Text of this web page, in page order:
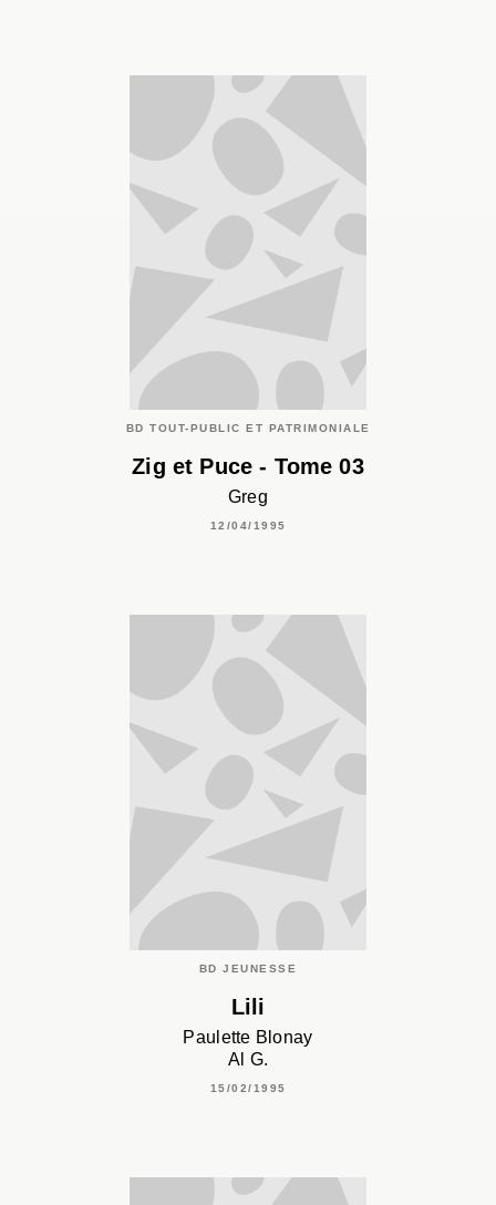
BD TOUT-PUBLIC ET PATRIMONIALE
Zig et Puce - Tome 03
Greg
12/04/1995
BD JEUNESSE
Lili
Paulette Blonay
Al G.
15/02/1995